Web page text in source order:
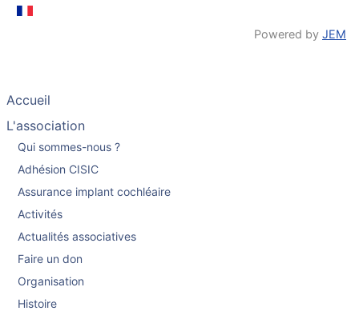
Powered by JEM
Accueil
L'association
Qui sommes-nous ?
Adhésion CISIC
Assurance implant cochléaire
Activités
Actualités associatives
Faire un don
Organisation
Histoire